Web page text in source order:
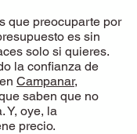
que preocuparte por
es sin
solo si quieres.
la confianza de
Campanar,
saben que no
Y, oye, la
precio.